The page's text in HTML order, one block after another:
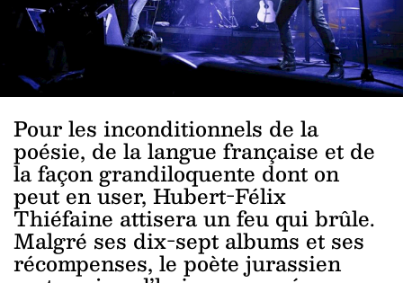
Pour les inconditionnels de la
poésie, de la langue française et de
la façon grandiloquente dont on
peut en user, Hubert-Félix
Thiéfaine attisera un feu qui brûle.
Malgré ses dix-sept albums et ses
récompenses, le poète jurassien